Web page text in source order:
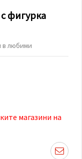
фигурка
в любими
магазини на